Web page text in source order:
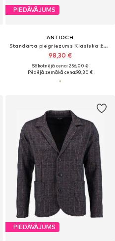
PIEDĀVĀJUMS
ANTIOCH
Standarta piegriezums Klasiska žakete
98,30 €
Sākotnējā cena: 256,00 €
Pēdējā zemākā cena:98,30 €
PIEDĀVĀJUMS